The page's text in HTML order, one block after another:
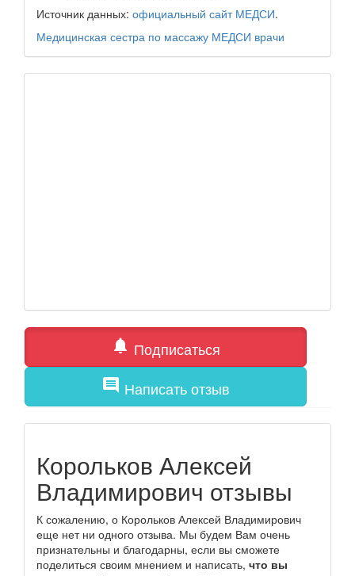
Источник данных: официальный сайт МЕДСИ.
Медицинская сестра по массажу МЕДСИ врачи
notifications Подписаться
comment Написать отзыв
Корольков Алексей
Владимирович отзывы
К сожалению, о Корольков Алексей Владимирович
еще нет ни одного отзыва. Мы будем Вам очень
признательны и благодарны, если вы сможете
поделиться своим мнением и написать, что вы